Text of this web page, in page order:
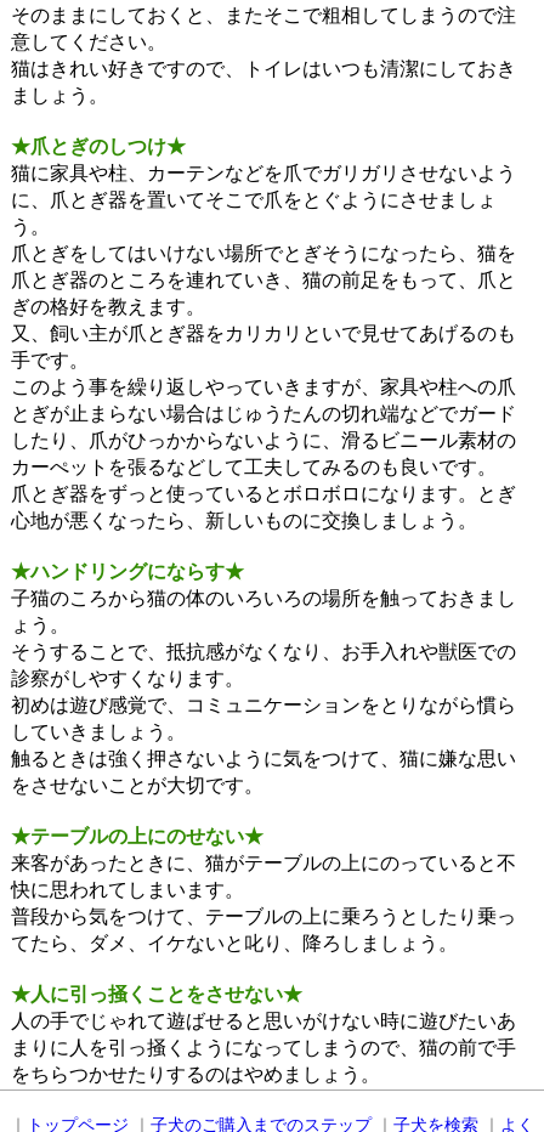
そのままにしておくと、またそこで粗相してしまうので注
意してください。
猫はきれい好きですので、トイレはいつも清潔にしておき
ましょう。
★爪とぎのしつけ★
猫に家具や柱、カーテンなどを爪でガリガリさせないよう
に、爪とぎ器を置いてそこで爪をとぐようにさせましょ
う。
爪とぎをしてはいけない場所でとぎそうになったら、猫を
爪とぎ器のところを連れていき、猫の前足をもって、爪と
ぎの格好を教えます。
又、飼い主が爪とぎ器をカリカリといで見せてあげるのも
手です。
このよう事を繰り返しやっていきますが、家具や柱への爪
とぎが止まらない場合はじゅうたんの切れ端などでガード
したり、爪がひっかからないように、滑るビニール素材の
カーぺットを張るなどして工夫してみるのも良いです。
爪とぎ器をずっと使っているとボロボロになります。とぎ
心地が悪くなったら、新しいものに交換しましょう。
★ハンドリングにならす★
子猫のころから猫の体のいろいろの場所を触っておきまし
ょう。
そうすることで、抵抗感がなくなり、お手入れや獣医での
診察がしやすくなります。
初めは遊び感覚で、コミュニケーションをとりながら慣ら
していきましょう。
触るときは強く押さないように気をつけて、猫に嫌な思い
をさせないことが大切です。
★テーブルの上にのせない★
来客があったときに、猫がテーブルの上にのっていると不
快に思われてしまいます。
普段から気をつけて、テーブルの上に乗ろうとしたり乗っ
てたら、ダメ、イケないと叱り、降ろしましょう。
★人に引っ掻くことをさせない★
人の手でじゃれて遊ばせると思いがけない時に遊びたいあ
まりに人を引っ掻くようになってしまうので、猫の前で手
をちらつかせたりするのはやめましょう。
トップページ 子犬のご購入までのステップ｜ 子犬を検索 よく